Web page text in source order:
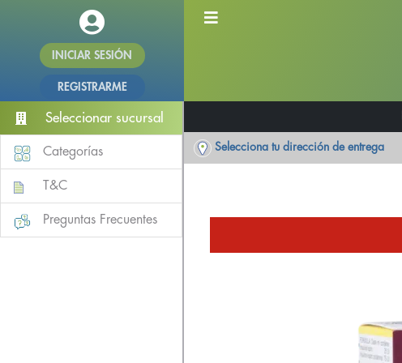
INICIAR SESIÓN
REGISTRARME
Seleccionar sucursal
Categorías
T&C
Preguntas Frecuentes
Selecciona tu dirección de entrega